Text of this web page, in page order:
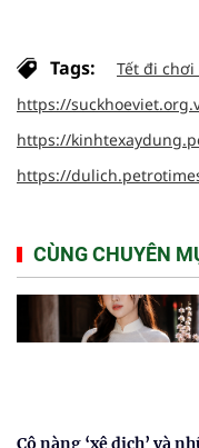
Tags: Tết đi chơi
https://
https://
https://
CÙNG CHUYÊN
Cô nàng ‘xê dịch’ và